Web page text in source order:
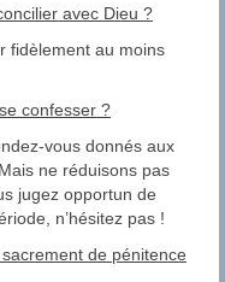
avec Dieu ?
fidèlement au moins
confesser ?
vous donnés aux
ne réduisons pas
jugez opportun de
n’hésitez pas !
de pénitence